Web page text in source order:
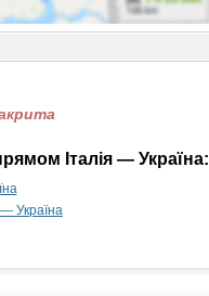
Італія — Україна:
Україна